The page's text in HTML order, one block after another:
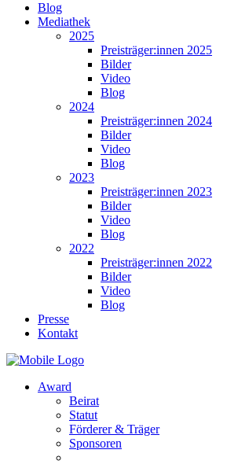
Blog
Mediathek
2025
Preisträger:innen 2025
Bilder
Video
Blog
2024
Preisträger:innen 2024
Bilder
Video
Blog
2023
Preisträger:innen 2023
Bilder
Video
Blog
2022
Preisträger:innen 2022
Bilder
Video
Blog
Presse
Kontakt
Award
Beirat
Statut
Förderer & Träger
Sponsoren